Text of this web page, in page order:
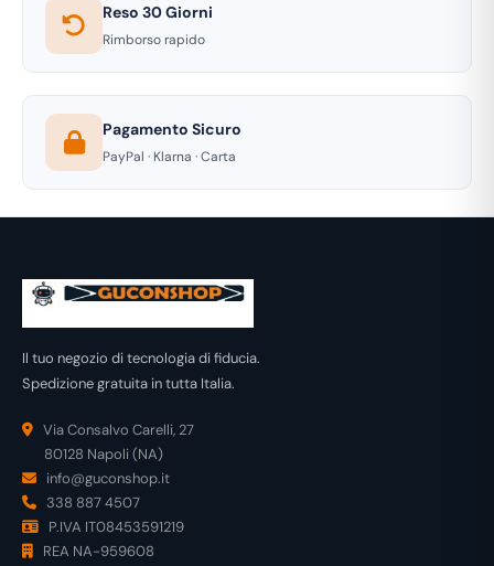
Reso 30 Giorni
Rimborso rapido
Pagamento Sicuro
PayPal · Klarna · Carta
Il tuo negozio di tecnologia di fiducia.
Spedizione gratuita in tutta Italia.
Via Consalvo Carelli, 27
80128 Napoli (NA)
info@guconshop.it
338 887 4507
P.IVA IT08453591219
REA NA-959608